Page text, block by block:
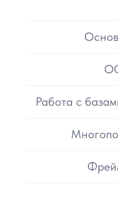
Работа с